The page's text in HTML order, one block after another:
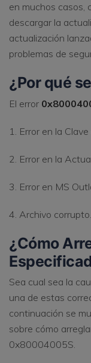
en muchos casos,
descargar la
actualización
problemas de
¿Por qué
El error
1. Error en la
2. Error en la
3. Error en MS
4. Archivo
¿Cómo
Sea cual sea la
una de estas
continuación se
sobre cómo
0x80004005S.